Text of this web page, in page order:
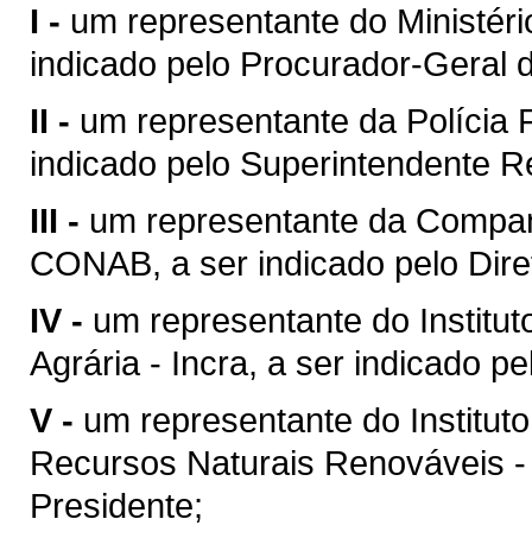
I - um representante do
indicado pelo Procurador-Geral
II - um representante da Polícia
indicado pelo Superintendente
III - um representante da
CONAB, a ser indicado pelo
IV - um representante do
Agrária - Incra, a ser indicado
V - um representante do
Recursos Naturais Renováveis
Presidente;